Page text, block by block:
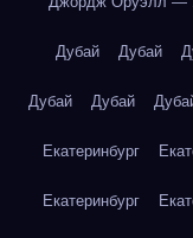
Дубай Дубай
Дубай Дубай
Екатеринбург
Екатеринбург